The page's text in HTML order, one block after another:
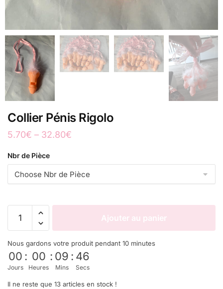
Collier Pénis Rigolo
5.70€ – 32.80€
Nbr de Pièce
Ajouter au panier
Nous gardons votre produit pendant 10 minutes
00
Jours
: 00
Heures
: 09
Mins
: 45
Secs
Il ne reste que 13 articles en stock !